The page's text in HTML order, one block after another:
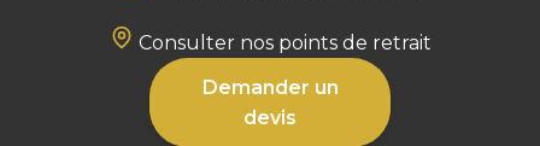
Consulter nos points de retrait
Demander un
devis